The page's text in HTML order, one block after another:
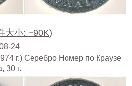
大小: ~90K)
24
г.) Серебро Номер по Краузе
30 г.